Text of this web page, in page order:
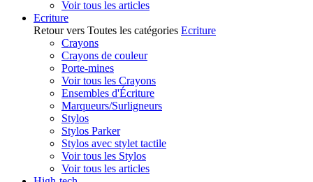
Voir tous les articles
Ecriture
Retour vers Toutes les catégories Ecriture
Crayons
Crayons de couleur
Porte-mines
Voir tous les Crayons
Ensembles d'Écriture
Marqueurs/Surligneurs
Stylos
Stylos Parker
Stylos avec stylet tactile
Voir tous les Stylos
Voir tous les articles